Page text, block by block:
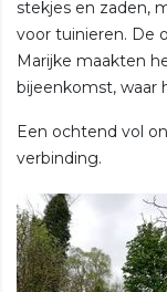
stekjes en zaden,
voor tuinieren. De
Marijke maakten
bijeenkomst, waar
Een ochtend vol
verbinding.